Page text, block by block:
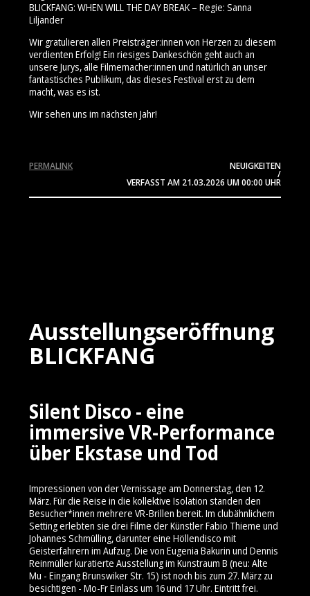
BLICKFANG: WHEN WILL THE DAY BREAK – Regie: Sanna
Liljander
Wir gratulieren allen Preisträger:innen von Herzen zu diesem
verdienten Erfolg! Ein riesiges Dankeschön geht auch an
unsere Jurys, alle Filmemacher:innen und natürlich an unser
fantastisches Publikum, das dieses Festival erst zu dem
macht, was es ist.
Wir sehen uns im nächsten Jahr!
NEUIGKEITEN
/
VERFASST AM 21.03.2026 UM 00:00 UHR
PERMALINK
Ausstellungseröffnung
BLICKFANG
Silent Disco - eine
immersive VR-Performance
über Ekstase und Tod
Impressionen von der Vernissage am Donnerstag, den 12.
März. Für die Reise in die kollektive Isolation standen den
Besucher*innen mehrere VR-Brillen bereit. Im clubähnlichem
Setting erlebten sie drei Filme der Künstler Fabio Thieme und
Johannes Schmülling, darunter eine Höllendisco mit
Geisterfahrern im Aufzug. Die von Eugenia Bakurin und Dennis
Reinmüller kuratierte Ausstellung im Kunstraum B (neu: Alte
Mu - Eingang Brunswiker Str. 15) ist noch bis zum 27. März zu
besichtigen - Mo-Fr Einlass um 16 und 17 Uhr. Eintritt frei.